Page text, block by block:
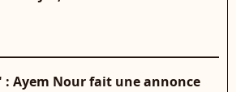
: Ayem Nour fait une annonce